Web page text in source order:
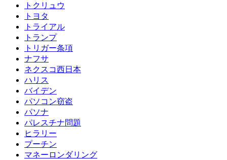
トクリュウ
トヨタ
トライアル
トランプ
トリガー条項
ナフサ
ネクスコ西日本
ハリス
バイデン
パソコン窃盗
パソナ
パレスチナ問題
ヒラリー
プーチン
マネーロンダリング